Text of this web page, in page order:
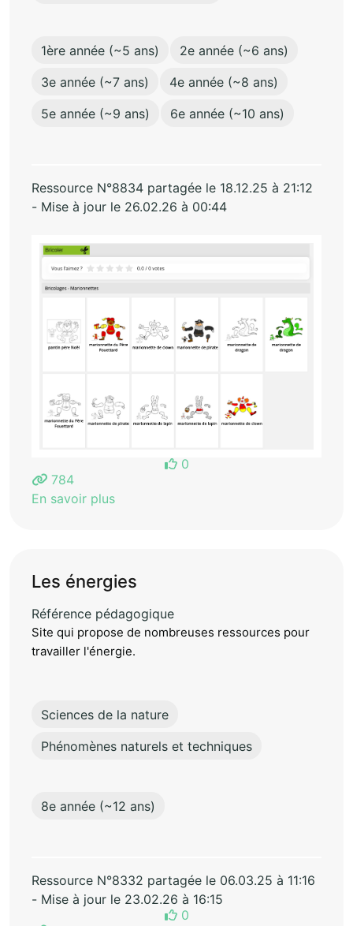
1ère année (~5 ans)
2e année (~6 ans)
3e année (~7 ans)
4e année (~8 ans)
5e année (~9 ans)
6e année (~10 ans)
Ressource N°8834 partagée le 18.12.25 à 21:12
- Mise à jour le 26.02.26 à 00:44
0
784
En savoir plus
Les énergies
Référence pédagogique
Site qui propose de nombreuses ressources pour
travailler l'énergie.
Sciences de la nature
Phénomènes naturels et techniques
8e année (~12 ans)
Ressource N°8332 partagée le 06.03.25 à 11:16
- Mise à jour le 23.02.26 à 16:15
0